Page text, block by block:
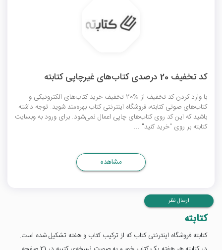
کد تخفیف 20 درصدی کتاب‌های غیرچاپی کتابته
با وارد کردن کد تخفیف از %20 تخفیف خرید کتاب‌های الکترونیکی و
کتاب‌های صوتی کتابته، فروشگاه اینترنتی کتاب بهره‌مند شوید. توجه داشته
باشید که این کد روی کتاب‌های چاپی اعمال نمی‌شود. برای ورود به وبسایت
کتابته بر روی "خرید کنید" ...
مشاهده
ارسال نظر
کتابته
کتابته فروشگاه اینترنتی کتاب که از ترکیب کتاب و هفته تشکیل شده است.